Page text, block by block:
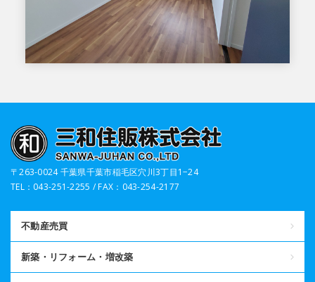
〒263-0024 千葉県千葉市稲毛区穴川3丁目1−24
TEL：043-251-2255 / FAX：043-254-2177
不動産売買
新築・リフォーム・増改築